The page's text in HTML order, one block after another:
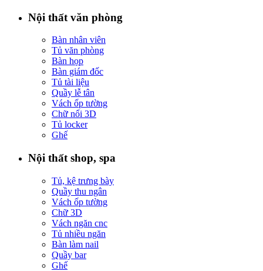
Nội thất văn phòng
Bàn nhân viên
Tủ văn phòng
Bàn họp
Bàn giám đốc
Tủ tài liệu
Quầy lễ tân
Vách ốp tường
Chữ nổi 3D
Tủ locker
Ghế
Nội thất shop, spa
Tủ, kệ trưng bày
Quầy thu ngân
Vách ốp tường
Chữ 3D
Vách ngăn cnc
Tủ nhiều ngăn
Bàn làm nail
Quầy bar
Ghế